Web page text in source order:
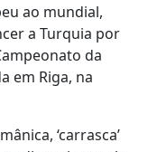
ao mundial,
a Turquia por
da
em Riga, na
‘carrasca’